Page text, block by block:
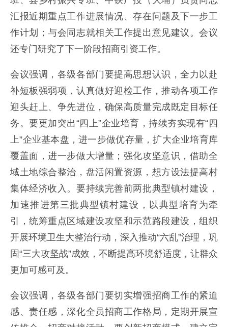
汇报近期重点工作进展情况、存在问题及下一步工
作计划；与会同志就相关工作提出意见建议。会议
还专门研究了下一阶段招商引资工作。
会议强调，各级各部门要提高思想认识，全力以赴
补短板强弱项，认真做好迎检工作，推动各项工作
迎头赶上、争先进位，确保高质量完成既定目标任
务。要更加突出“四上”企业培育，持续夯实现有“四
上”企业基本盘，进一步做优存量，扩大企业培育库
覆盖面，进一步做大增量；强化攻坚意识，借助全
域土地综合整治，盘活闲置资源，想方设法提高村
集体经济收入。要持续完善前两批典型镇村建设，
加速推进第三批典型镇村建设，以典型培育为牵
引，统筹重点区域建设攻坚和示范路段建设，组织
开展环境卫生大整治行动，深入推动“六乱”治理，巩
固“三大攻坚战”成效，不断提高环境舒适度，让群众
更加可感可及。
会议强调，各级各部门要切实增强招商工作的紧迫
感、责任感，深化全员招商工作格局，定期开展宣